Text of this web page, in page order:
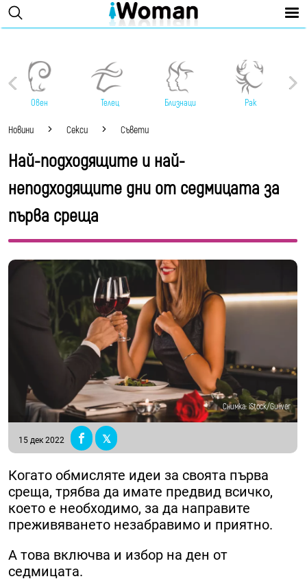
Овен Телец Близнаци Рак
Новини Секси Съвети
Най-подходящите и най-
неподходящите дни от седмицата за
първа среща
Снимка: iStock/Guliver
15 дек 2022
Когато обмисляте идеи за своята първа
среща, трябва да имате предвид всичко,
което е необходимо, за да направите
преживяването незабравимо и приятно.
А това включва и избор на ден от
седмицата.